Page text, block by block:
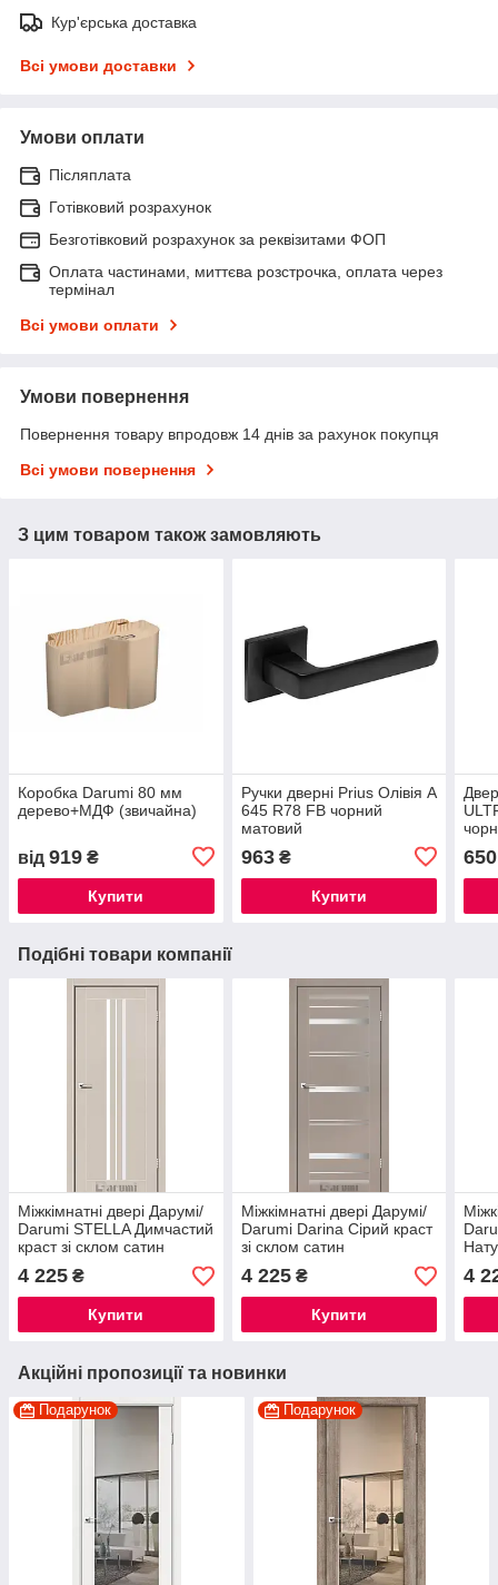
Кур'єрська доставка
Всі умови доставки
Умови оплати
Післяплата
Готівковий розрахунок
Безготівковий розрахунок за реквізитами ФОП
Оплата частинами, миттєва розстрочка, оплата через
термінал
Всі умови оплати
Умови повернення
Повернення товару впродовж 14 днів за рахунок покупця
Всі умови повернення
З цим товаром також замовляють
Коробка Darumi 80 мм
дерево+МДФ (звичайна)
від 919 ₴
Купити
Ручки дверні Prius Олівія А
645 R78 FB чорний
матовий
963₴
Купити
650
Подібні товари компанії
Міжкімнатні двері Дарумі/
Darumi STELLA Димчастий
краст зі склом сатин
4 225 ₴
Купити
Міжкімнатні двері Дарумі/
Darumi Darina Сірий краст
зі склом сатин
4 225₴
Купити
4
Акційні пропозиції та новинки
Подарунок Подарунок